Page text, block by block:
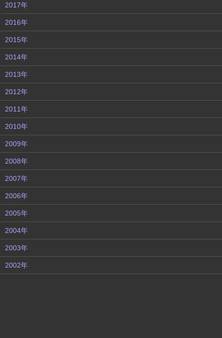
2017年
2016年
2015年
2014年
2013年
2012年
2011年
2010年
2009年
2008年
2007年
2006年
2005年
2004年
2003年
2002年